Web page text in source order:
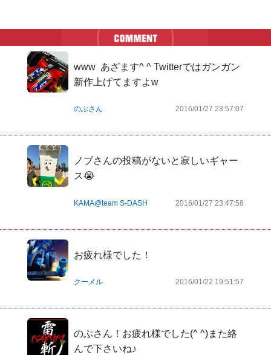
www  あざます^ ^ Twitterではガンガン
新作上げてますよw
のぶさん 2016/01/27 23:57:07
ノブさんの投稿がないと寂しいギャー
ス😭
KAMA@team S-DASH 2016/01/27 23:47:58
お疲れ様でした！
クーメル 2016/01/22 19:51:57
のぶさん！お疲れ様でした(^ ^)また絡
んで下さいね♪